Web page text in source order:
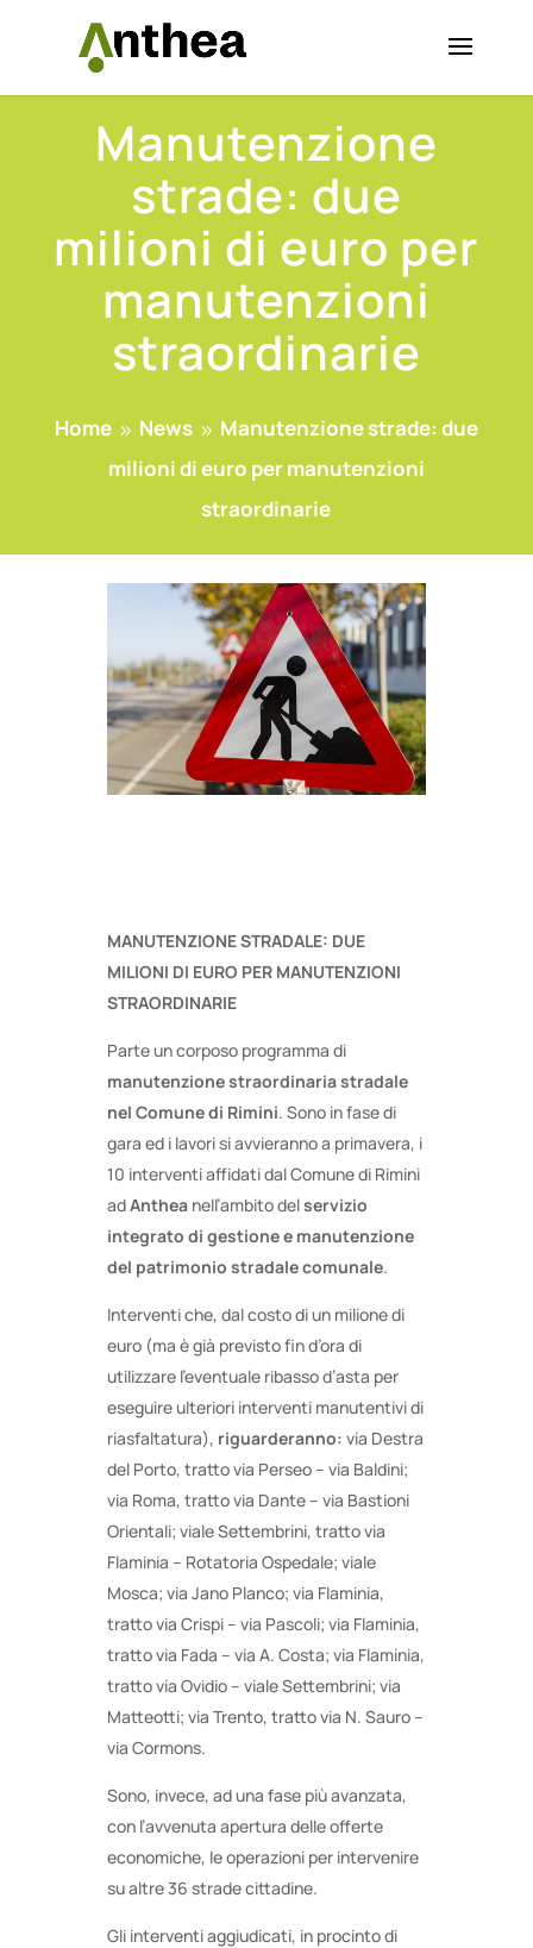
Manutenzione
strade: due
milioni di euro per
manutenzioni
straordinarie
Home 9 News 9 Manutenzione strade: due
milioni di euro per manutenzioni
straordinarie
MANUTENZIONE STRADALE: DUE
MILIONI DI EURO PER MANUTENZIONI
STRAORDINARIE
Parte un corposo programma di
manutenzione straordinaria stradale
nel Comune di Rimini. Sono in fase di
gara ed i lavori si avvieranno a primavera, i
10 interventi affidati dal Comune di Rimini
adAntheanell’ambito delservizio
integrato di gestione e manutenzione
del patrimonio stradale comunale.
Interventi che, dal costo di un milione di
euro (ma è già previsto fin d’ora di
utilizzare l’eventuale ribasso d’asta per
eseguire ulteriori interventi manutentivi di
riasfaltatura), riguarderanno: via Destra
del Porto, tratto via Perseo – via Baldini;
via Roma, tratto via Dante – via Bastioni
Orientali; viale Settembrini, tratto via
Flaminia – Rotatoria Ospedale; viale
Mosca; via Jano Planco; via Flaminia,
tratto via Crispi – via Pascoli; via Flaminia,
tratto via Fada – via A. Costa; via Flaminia,
tratto via Ovidio – viale Settembrini; via
Matteotti; via Trento, tratto via N. Sauro –
via Cormons.
Sono, invece, ad una fase più avanzata,
con l’avvenuta apertura delle offerte
economiche, le operazioni per intervenire
su altre 36 strade cittadine.
Gli interventi aggiudicati, in procinto di